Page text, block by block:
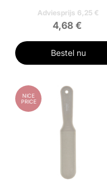
Adviesprijs 6,25 €
4,68 €
Bestel nu
NICE
PRICE